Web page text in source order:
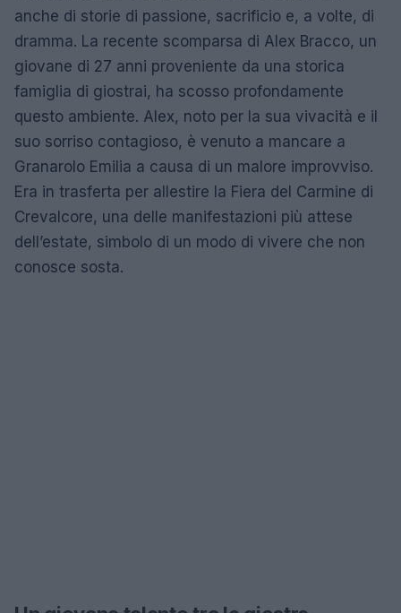
anche di storie di passione, sacrificio e, a volte, di
dramma. La recente scomparsa di Alex Bracco, un
giovane di 27 anni proveniente da una storica
famiglia di giostrai, ha scosso profondamente
questo ambiente. Alex, noto per la sua vivacità e il
suo sorriso contagioso, è venuto a mancare a
Granarolo Emilia a causa di un malore improvviso.
Era in trasferta per allestire la Fiera del Carmine di
Crevalcore, una delle manifestazioni più attese
dell’estate, simbolo di un modo di vivere che non
conosce sosta.